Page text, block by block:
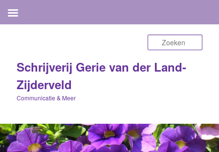
Schrijverij Gerie van der Land-
Zijderveld
Communicatie & Meer